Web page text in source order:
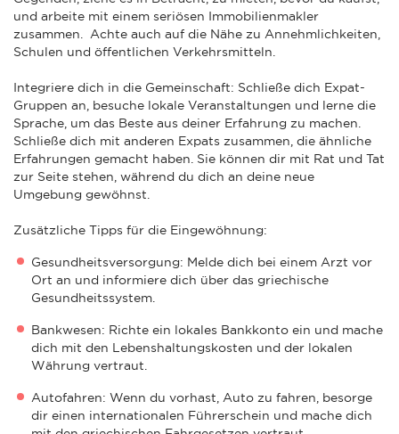
und arbeite mit einem seriösen Immobilienmakler
zusammen. Achte auch auf die Nähe zu Annehmlichkeiten,
Schulen und öffentlichen Verkehrsmitteln.
Integriere dich in die Gemeinschaft: Schließe dich Expat-
Gruppen an, besuche lokale Veranstaltungen und lerne die
Sprache, um das Beste aus deiner Erfahrung zu machen.
Schließe dich mit anderen Expats zusammen, die ähnliche
Erfahrungen gemacht haben. Sie können dir mit Rat und Tat
zur Seite stehen, während du dich an deine neue
Umgebung gewöhnst.
Zusätzliche Tipps für die Eingewöhnung:
Gesundheitsversorgung: Melde dich bei einem Arzt vor
Ort an und informiere dich über das griechische
Gesundheitssystem.
Bankwesen: Richte ein lokales Bankkonto ein und mache
dich mit den Lebenshaltungskosten und der lokalen
Währung vertraut.
Autofahren: Wenn du vorhast, Auto zu fahren, besorge
dir einen internationalen Führerschein und mache dich